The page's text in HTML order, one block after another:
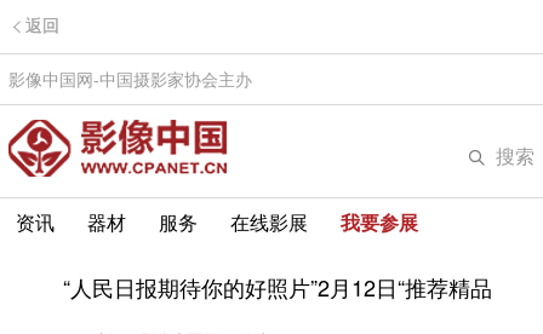
返回
影像中国网-中国摄影家协会主办
搜索
资讯 器材 服务 在线影展 我要参展
“人民日报期待你的好照片”2月12日“推荐精品